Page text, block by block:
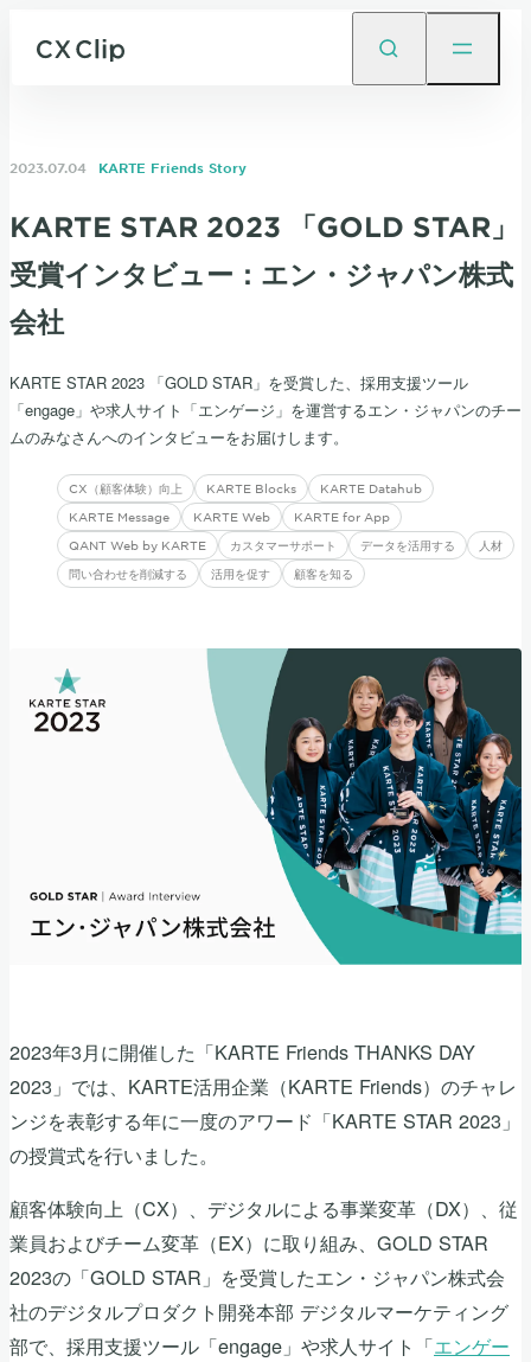
2023.07.04 KARTE Friends Story
KARTE STAR 2023 「GOLD STAR」
受賞インタビュー：エン・ジャパン株式
会社
KARTE STAR 2023 「GOLD STAR」を受賞した、採用支援ツール
「engage」や求人サイト「エンゲージ」を運営するエン・ジャパンのチー
ムのみなさんへのインタビューをお届けします。
CX（顧客体験）向上 KARTE Blocks
KARTE Datahub
KARTE Message
KARTE Web
KARTE for App
QANT Web by KARTE
カスタマーサポート データを活用する
人材
問い合わせを削減する
活用を促す 顧客を知る
2023年3月に開催した「KARTE Friends THANKS DAY
2023」では、KARTE活用企業（KARTE Friends）のチャレ
ンジを表彰する年に一度のアワード「KARTE STAR 2023」
の授賞式を行いました。
顧客体験向上（CX）、デジタルによる事業変革（DX）、従
業員およびチーム変革（EX）に取り組み、GOLD STAR
2023の「GOLD STAR」を受賞したエン・ジャパン株式会
社のデジタルプロダクト開発本部 デジタルマーケティング
部で、採用支援ツール「engage」や求人サイト「エンゲー